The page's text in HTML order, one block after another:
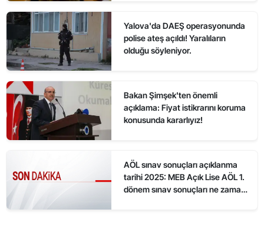
Yalova'da DAEŞ operasyonunda
polise ateş açıldı! Yaralıların
olduğu söyleniyor.
Bakan Şimşek'ten önemli
açıklama: Fiyat istikrarını koruma
konusunda kararlıyız!
AÖL sınav sonuçları açıklanma
tarihi 2025: MEB Açık Lise AÖL 1.
dönem sınav sonuçları ne zaman